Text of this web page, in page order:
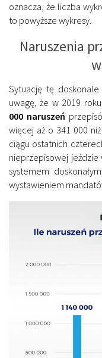
oznacza, że liczba
to powyższe wykresy.
Naruszenia
Sytuację tę
uwagę, że w 2019 roku
000 naruszeń
więcej aż o 341 000
ciągu ostatnich
nieprzepisowej jeździe
systemem
wystawieniem